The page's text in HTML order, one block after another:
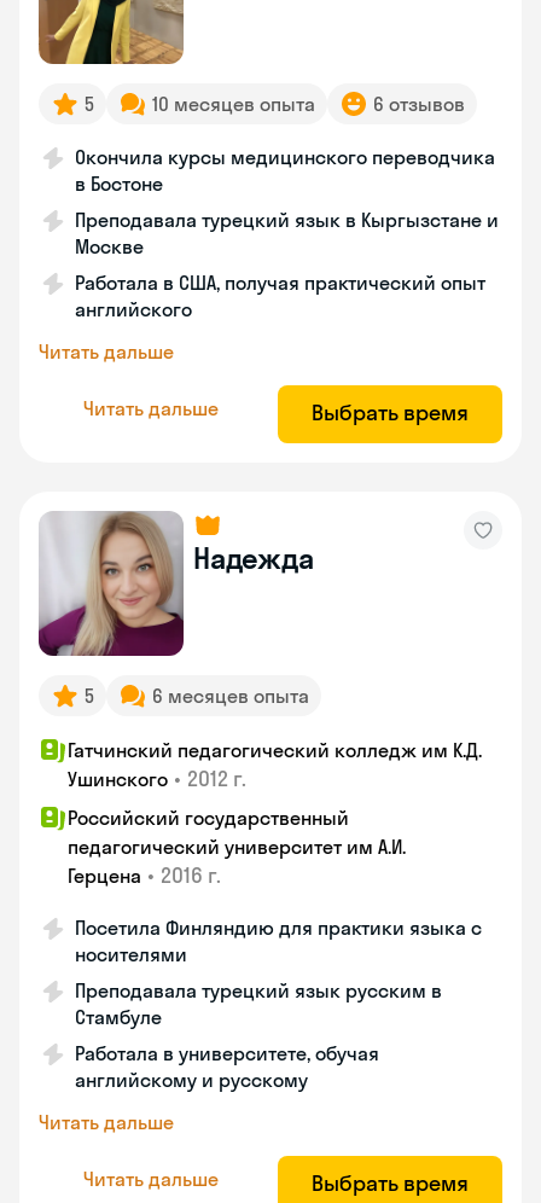
5 10 месяцев опыта 6 отзывов
Окончила курсы медицинского переводчика
в Бостоне
Преподавала турецкий язык в Кыргызстане и
Москве
Работала в США, получая практический опыт
английского
Читать дальше
Читать дальше Выбрать время
Надежда
5 6 месяцев опыта
Гатчинский педагогический колледж им К.Д.
Ушинского • 2012 г.
Российский государственный
педагогический университет им А.И.
Герцена • 2016 г.
Посетила Финляндию для практики языка с
носителями
Преподавала турецкий язык русским в
Стамбуле
Работала в университете, обучая
английскому и русскому
Читать дальше
Читать дальше Выбрать время